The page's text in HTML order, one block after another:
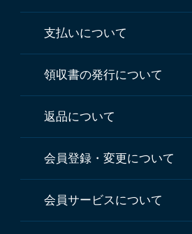
支払いについて
領収書の発行について
返品について
会員登録・変更について
会員サービスについて